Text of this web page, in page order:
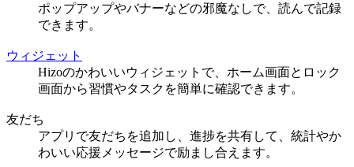
ポップアップやバナーなどの邪魔なしで、読んで記録
できます。
ウィジェット
Hizoのかわいいウィジェットで、ホーム画面とロック
画面から習慣やタスクを簡単に確認できます。
友だち
アプリで友だちを追加し、進捗を共有して、統計やか
わいい応援メッセージで励まし合えます。